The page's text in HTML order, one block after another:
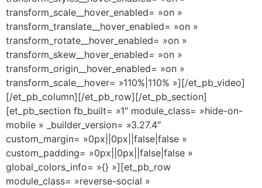
transform_scale__hover_enabled= »on »
transform_translate__hover_enabled= »on »
transform_rotate__hover_enabled= »on »
transform_skew__hover_enabled= »on »
transform_origin__hover_enabled= »on »
transform_scale__hover= »110%|110% »][/et_pb_video]
[/et_pb_column][/et_pb_row][/et_pb_section]
[et_pb_section fb_built= »1″ module_class= »hide-on-
mobile » _builder_version= »3.27.4″
custom_margin= »0px||0px||false|false »
custom_padding= »0px||0px||false|false »
global_colors_info= »{} »][et_pb_row
module_class= »reverse-social »